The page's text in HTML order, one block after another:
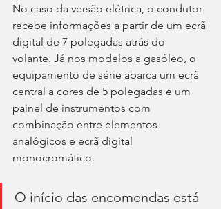
No caso da versão elétrica, o condutor
recebe informações a partir de um ecrã
digital de 7 polegadas atrás do
volante. Já nos modelos a gasóleo, o
equipamento de série abarca um ecrã
central a cores de 5 polegadas e um
painel de instrumentos com
combinação entre elementos
analógicos e ecrã digital
monocromático.
O início das encomendas está